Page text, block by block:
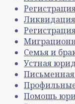
Семья и
Устная
Помощь